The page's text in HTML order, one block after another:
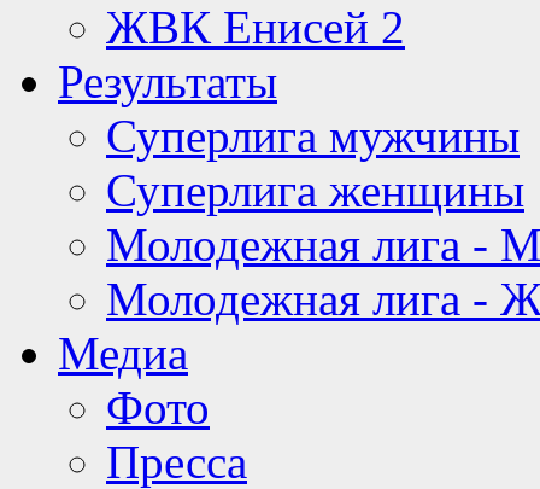
ЖВК Енисей 2
Результаты
Суперлига мужчины
Суперлига женщины
Молодежная лига -
Молодежная лига -
Медиа
Фото
Пресса